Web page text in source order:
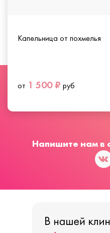
Капельница от похмелья
от 1 500 ₽ руб
Напишите нам в